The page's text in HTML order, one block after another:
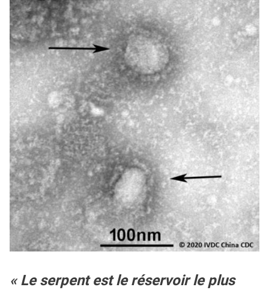
« Le serpent est le réservoir le plus